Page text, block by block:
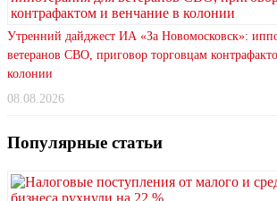
Утренний дайджест ИА «За Новомосковск»:
ветеранов СВО, приговор торговцам
колонии
08.08.2026
Популярные статьи